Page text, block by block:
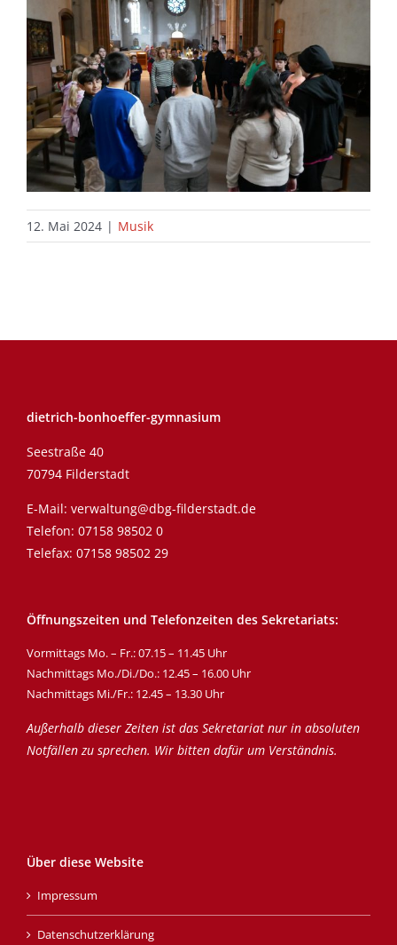
12. Mai 2024 | Musik
dietrich-bonhoeffer-gymnasium
Seestraße 40
70794 Filderstadt
E-Mail: verwaltung@dbg-filderstadt.de
Telefon: 07158 98502 0
Telefax: 07158 98502 29
Öffnungszeiten und Telefonzeiten des Sekretariats:
Vormittags Mo. – Fr.: 07.15 – 11.45 Uhr
Nachmittags Mo./Di./Do.: 12.45 – 16.00 Uhr
Nachmittags Mi./Fr.: 12.45 – 13.30 Uhr
Außerhalb dieser Zeiten ist das Sekretariat nur in absoluten
Notfällen zu sprechen. Wir bitten dafür um Verständnis.
Über diese Website
Impressum
Datenschutzerklärung